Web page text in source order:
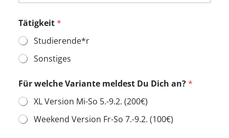
Tätigkeit*
Studierende*r
Sonstiges
Für welche Variante meldest Du Dich an?*
XL Version Mi-So 5.-9.2. (200€)
Weekend Version Fr-So 7.-9.2. (100€)